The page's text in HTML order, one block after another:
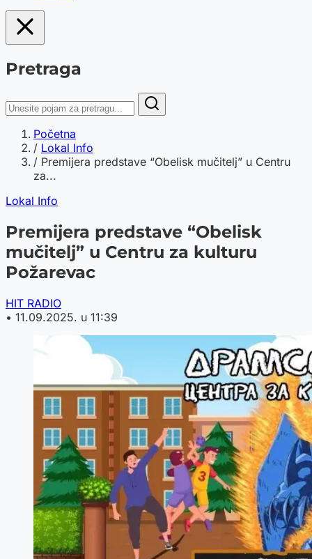
Pretraga
Početna
/ Lokal Info
/ Premijera predstave “Obelisk mučitelj” u Centru
za...
Lokal Info
Premijera predstave “Obelisk
mučitelj” u Centru za kulturu
Požarevac
HIT RADIO
• 11.09.2025. u 11:39